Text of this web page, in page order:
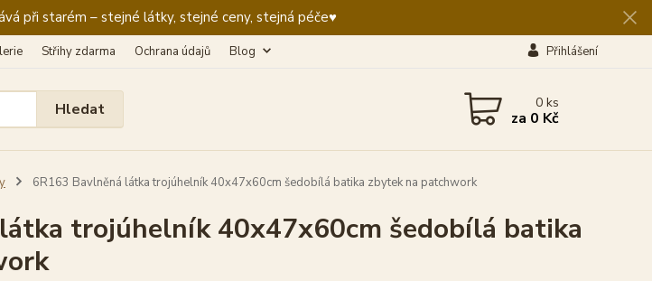
při starém – stejné látky, stejné ceny, stejná péče♥️
Střihy zdarma Ochrana údajů Blog Přihlášení
Hledat 0ks
za 0 Kč
6R163 Bavlněná látka trojúhelník 40x47x60cm šedobílá batika zbytek na patchwork
trojúhelník 40x47x60cm šedobílá batika